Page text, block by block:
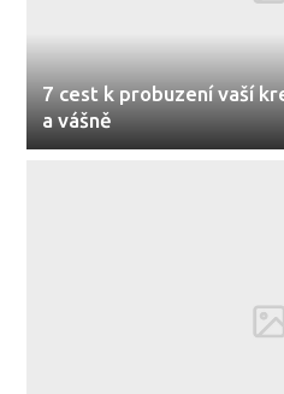
7 cest k probuzení vaší
a vášně